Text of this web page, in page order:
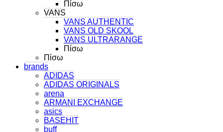
Πίσω
VANS
VANS AUTHENTIC
VANS OLD SKOOL
VANS ULTRARANGE
Πίσω
Πίσω
brands
ADIDAS
ADIDAS ORIGINALS
arena
ARMANI EXCHANGE
asics
BASEHIT
buff